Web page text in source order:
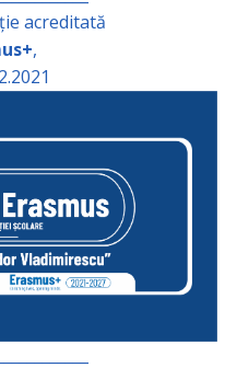
acreditată
,